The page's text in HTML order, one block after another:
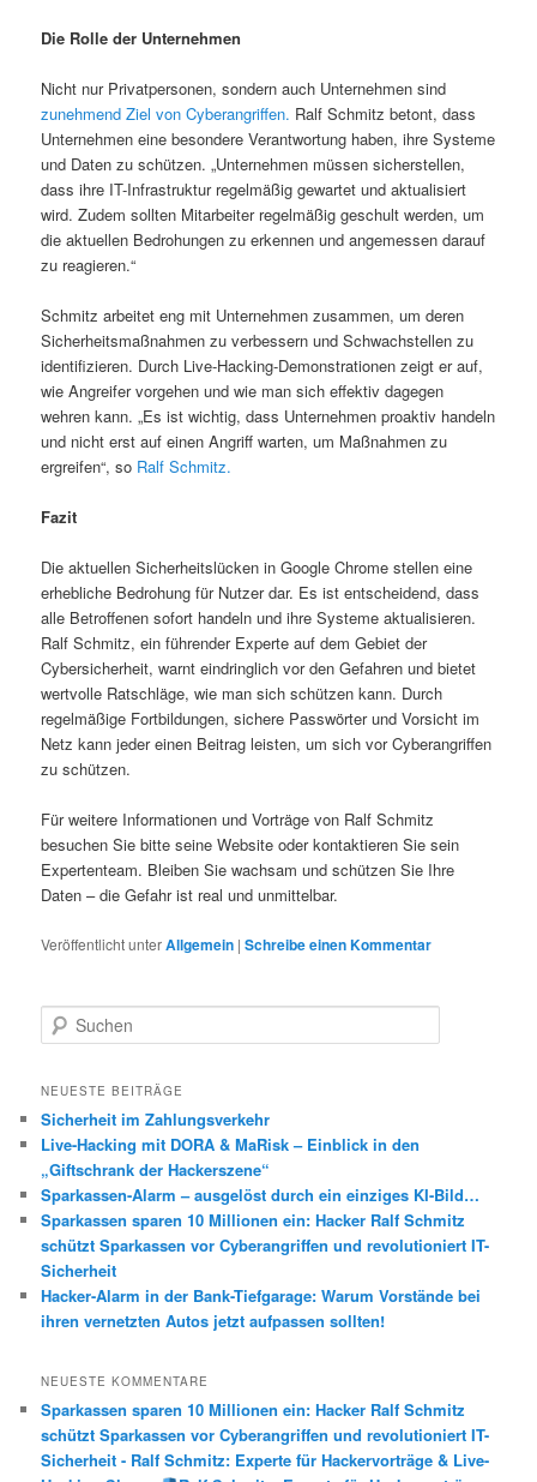
Die Rolle der Unternehmen
Nicht nur Privatpersonen, sondern auch Unternehmen sind
zunehmend Ziel von Cyberangriffen. Ralf Schmitz betont, dass
Unternehmen eine besondere Verantwortung haben, ihre Systeme
und Daten zu schützen. „Unternehmen müssen sicherstellen,
dass ihre IT-Infrastruktur regelmäßig gewartet und aktualisiert
wird. Zudem sollten Mitarbeiter regelmäßig geschult werden, um
die aktuellen Bedrohungen zu erkennen und angemessen darauf
zu reagieren.“
Schmitz arbeitet eng mit Unternehmen zusammen, um deren
Sicherheitsmaßnahmen zu verbessern und Schwachstellen zu
identifizieren. Durch Live-Hacking-Demonstrationen zeigt er auf,
wie Angreifer vorgehen und wie man sich effektiv dagegen
wehren kann. „Es ist wichtig, dass Unternehmen proaktiv handeln
und nicht erst auf einen Angriff warten, um Maßnahmen zu
ergreifen“, so Ralf Schmitz.
Fazit
Die aktuellen Sicherheitslücken in Google Chrome stellen eine
erhebliche Bedrohung für Nutzer dar. Es ist entscheidend, dass
alle Betroffenen sofort handeln und ihre Systeme aktualisieren.
Ralf Schmitz, ein führender Experte auf dem Gebiet der
Cybersicherheit, warnt eindringlich vor den Gefahren und bietet
wertvolle Ratschläge, wie man sich schützen kann. Durch
regelmäßige Fortbildungen, sichere Passwörter und Vorsicht im
Netz kann jeder einen Beitrag leisten, um sich vor Cyberangriffen
zu schützen.
Für weitere Informationen und Vorträge von Ralf Schmitz
besuchen Sie bitte seine Website oder kontaktieren Sie sein
Expertenteam. Bleiben Sie wachsam und schützen Sie Ihre
Daten – die Gefahr ist real und unmittelbar.
Veröffentlicht unterAllgemein |Schreibe einen Kommentar
u
h
n
NEUESTE BEITRÄGE
Sicherheit im Zahlungsverkehr
Live-Hacking mit DORA & MaRisk – Einblick in den
„Giftschrank der Hackerszene“
Sparkassen-Alarm – ausgelöst durch ein einziges KI-Bild…
Sparkassen sparen 10 Millionen ein: Hacker Ralf Schmitz
schützt Sparkassen vor Cyberangriffen und revolutioniert IT-
Sicherheit
Hacker-Alarm in der Bank-Tiefgarage: Warum Vorstände bei
ihren vernetzten Autos jetzt aufpassen sollten!
NEUESTE KOMMENTARE
Sparkassen sparen 10 Millionen ein: Hacker Ralf Schmitz
schützt Sparkassen vor Cyberangriffen und revolutioniert IT-
Sicherheit - Ralf Schmitz: Experte für Hackervorträge & Live-